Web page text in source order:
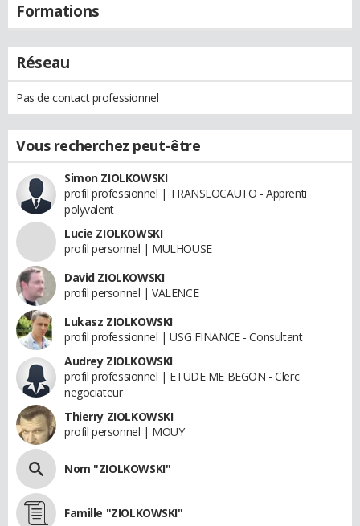
Formations
Réseau
Pas de contact professionnel
Vous recherchez peut-être
Simon ZIOLKOWSKI
profil professionnel | TRANSLOCAUTO - Apprenti
polyvalent
Lucie ZIOLKOWSKI
profil personnel | MULHOUSE
David ZIOLKOWSKI
profil personnel | VALENCE
Lukasz ZIOLKOWSKI
profil professionnel | USG FINANCE - Consultant
Audrey ZIOLKOWSKI
profil professionnel | ETUDE ME BEGON - Clerc
negociateur
Thierry ZIOLKOWSKI
profil personnel | MOUY
Nom "ZIOLKOWSKI"
Famille "ZIOLKOWSKI"